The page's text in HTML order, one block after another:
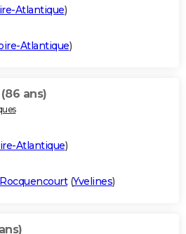
Atlantique)
Atlantique)
(86 ans)
Atlantique)
(Yvelines)